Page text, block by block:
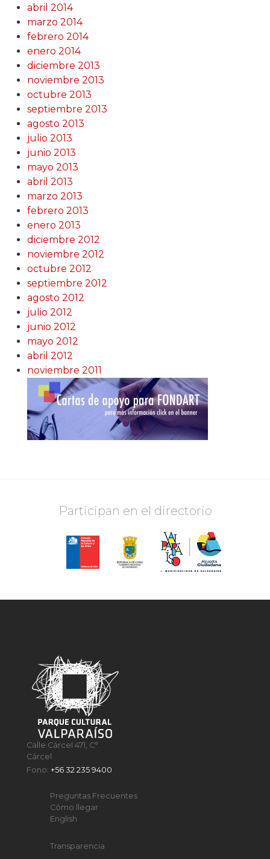
abril 2014
marzo 2014
febrero 2014
enero 2014
diciembre 2013
noviembre 2013
octubre 2013
septiembre 2013
agosto 2013
julio 2013
junio 2013
mayo 2013
abril 2013
marzo 2013
febrero 2013
enero 2013
diciembre 2012
noviembre 2012
octubre 2012
septiembre 2012
agosto 2012
julio 2012
junio 2012
mayo 2012
abril 2012
noviembre 2011
Participan en el directorio
Calle Cárcel 471, C°
Cárcel
Fono:+56 32 235 9400
Preguntas Frecuentes
Cómo llegar
English
Transparencia